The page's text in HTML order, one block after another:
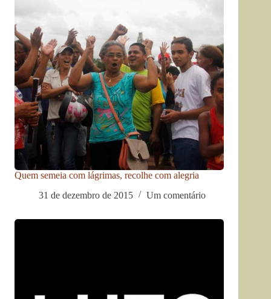
Quem semeia com lágrimas, recolhe com alegria
31 de dezembro de 2015
Um comentário